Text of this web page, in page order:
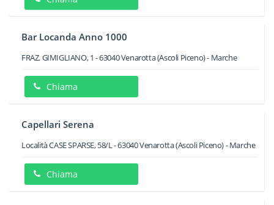
Bar Locanda Anno 1000
FRAZ. GIMIGLIANO, 1 -63040Venarotta(Ascoli Piceno) - Marche
Chiama
Capellari Serena
Località CASE SPARSE, 58/L-63040Venarotta(Ascoli Piceno) -Marche
Chiama